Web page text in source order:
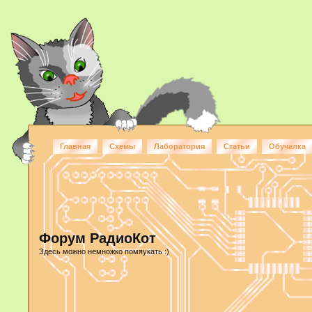
Главная Схемы Лаборатория Статьи Обучалка
Форум РадиоКот
Здесь можно немножко помяукать :)